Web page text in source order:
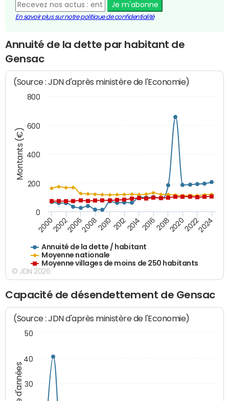
Je m'abonne
En savoir plus sur notre politique de confidentialité
Annuité de la dette par habitant de
Gensac
Montants (€)
(Source : JDN d'après ministère de l'Economie)
Annuité de la dette / habitant
Moyenne nationale
Moyenne villages de moins de 250 habitants
20002002200620082010 2012201420162018202020222024
0
200
400
600
800
© JDN 2026
Capacité de désendettement de Gensac
(Source : JDN d'après ministère de l'Economie)
30
40
50